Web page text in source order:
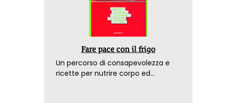
Fare pace con il frigo
Un percorso di consapevolezza e
ricette per nutrire corpo ed